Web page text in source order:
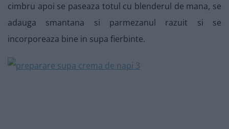
cimbru apoi se paseaza totul cu blenderul de mana, se
adauga smantana si parmezanul razuit si se
incorporeaza bine in supa fierbinte.